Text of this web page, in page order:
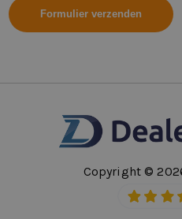
Copyright ©